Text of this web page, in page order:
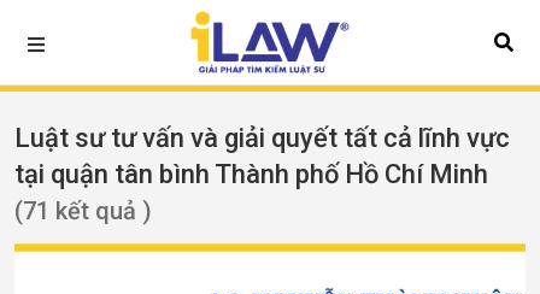
Luật sư tư vấn và giải quyết tất cả lĩnh vực
tại quận tân bình Thành phố Hồ Chí Minh
(71 kết quả )